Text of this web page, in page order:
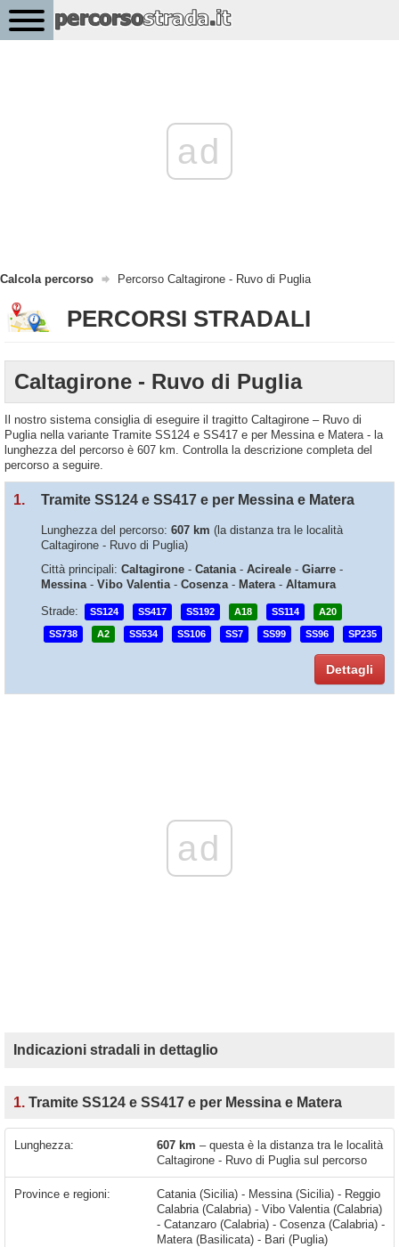
ad
Calcola percorso Percorso Caltagirone - Ruvo di Puglia
PERCORSI STRADALI
Caltagirone - Ruvo di Puglia
Il nostro sistema consiglia di eseguire il tragitto Caltagirone – Ruvo di
Puglia nella variante Tramite SS124 e SS417 e per Messina e Matera - la
lunghezza del percorso è 607 km. Controlla la descrizione completa del
percorso a seguire.
1. Tramite SS124 e SS417 e per Messina e Matera
Lunghezza del percorso: 607 km (la distanza tra le località
Caltagirone - Ruvo di Puglia)
Città principali: Caltagirone - Catania- Acireale - Giarre -
Messina- Vibo Valentia- Cosenza- Matera- Altamura
Strade:
SS124 SS417 SS192 A18 SS114 A20
SS738 A2 SS534 SS106 SS7 SS99 SS96 SP235
Dettagli
ad
Indicazioni stradali in dettaglio
1. Tramite SS124 e SS417 e per Messina e Matera
Lunghezza: 607 km – questa è la distanza tra le località
Caltagirone - Ruvo di Puglia sul percorso
Province e regioni:
Catania (Sicilia) - Messina (Sicilia) - Reggio
Calabria (Calabria) - Vibo Valentia (Calabria)
- Catanzaro (Calabria) - Cosenza (Calabria) -
Matera (Basilicata) - Bari (Puglia)